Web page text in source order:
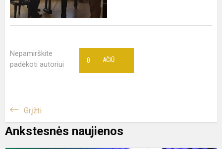
Nepamirškite
padėkoti autoriui
AČIŪ
0
Grįžti
Ankstesnės naujienos